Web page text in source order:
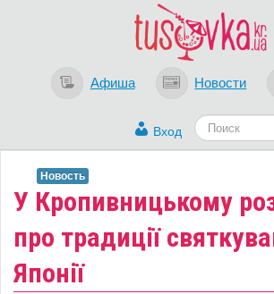
Афиша Новости
Вход
​У Кропивницькому
про традиції
Японії
Новость